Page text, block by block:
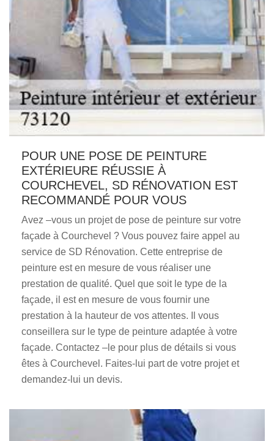
POUR UNE POSE DE PEINTURE
EXTÉRIEURE RÉUSSIE À
COURCHEVEL, SD RÉNOVATION EST
RECOMMANDÉ POUR VOUS
Avez –vous un projet de pose de peinture sur votre
façade à Courchevel ? Vous pouvez faire appel au
service de SD Rénovation. Cette entreprise de
peinture est en mesure de vous réaliser une
prestation de qualité. Quel que soit le type de la
façade, il est en mesure de vous fournir une
prestation à la hauteur de vos attentes. Il vous
conseillera sur le type de peinture adaptée à votre
façade. Contactez –le pour plus de détails si vous
êtes à Courchevel. Faites-lui part de votre projet et
demandez-lui un devis.